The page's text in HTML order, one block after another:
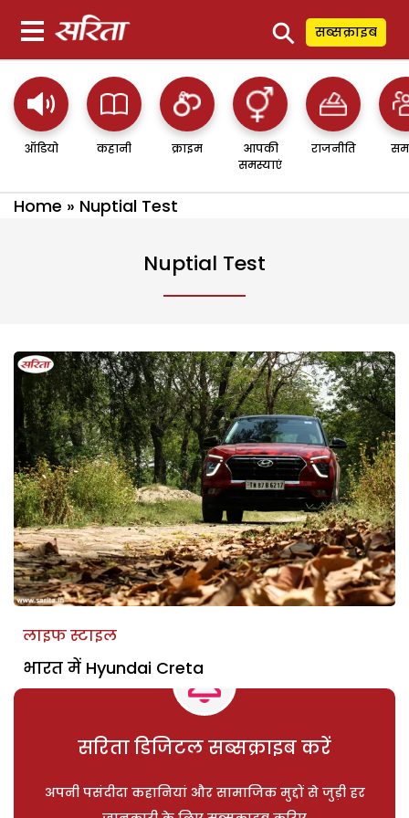
⚲ सब्सक्राइब
ऑडियो कहानी क्राइम
आपकी
समस्याएं
राजनीति
Home » Nuptial Test
Nuptial Test
लाइफ स्टाइल
भारत में Hyundai Creta
सरिता डिजिटल सब्सक्राइब करें
अपनी पसंदीदा कहानियां और सामाजिक मुद्दों से जुड़ी हर